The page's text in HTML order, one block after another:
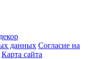
данных Согласие на
Карта сайта